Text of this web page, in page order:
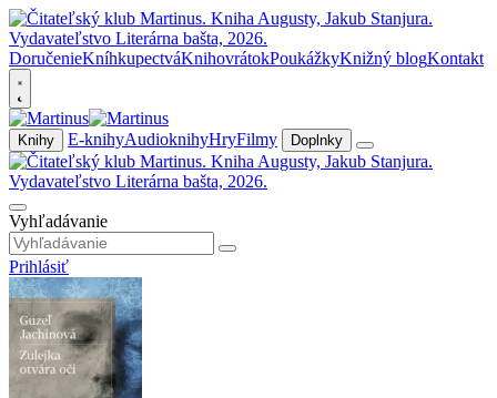
DoručenieKníhkupectváKnihovrátokPoukážkyKnižný blogKontakt
Knihy E-knihyAudioknihyHryFilmy Doplnky
Vyhľadávanie
Prihlásiť